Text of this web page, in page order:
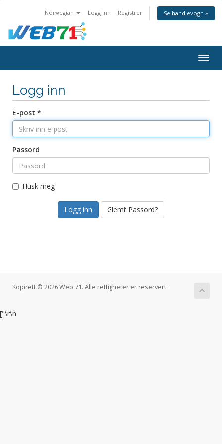
Norwegian Logg inn Registrer Se handlevogn »
Bytt
Logg inn
E-post *
Passord
Husk meg
Glemt Passord?
Kopirett © 2026 Web 71. Alle rettigheter er reservert.
["\r\n